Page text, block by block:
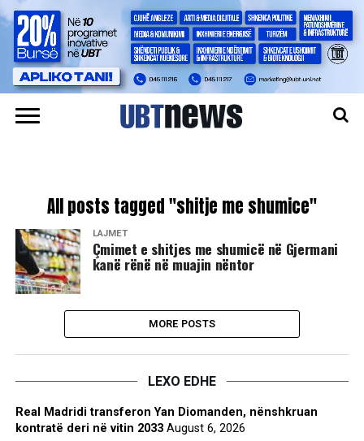
All posts tagged "shitje me shumice"
LAJMET
Çmimet e shitjes me shumicë në Gjermani
kanë rënë në muajin nëntor
MORE POSTS
LEXO EDHE
Real Madridi transferon Yan Diomanden, nënshkruan
kontratë deri në vitin 2033 August 6, 2026